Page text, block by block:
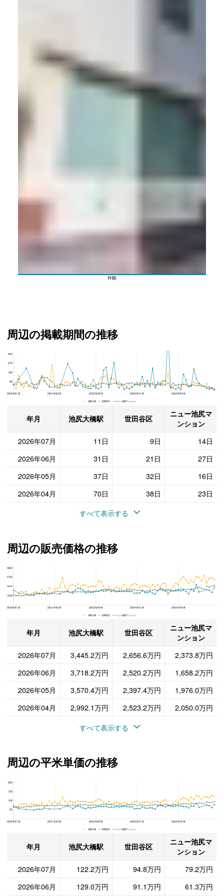
外観
周辺の掲載期間の推移
ニュー池尻マンション、世田谷区と池尻大橋駅の周辺の掲載期間の推移
2020年01月 2021年05月 2022年09月 2024年01月 2025年05月
360
270
180
90
池尻大橋 世田谷区 ニュー池尻マンション
年月 池尻大橋駅 世田谷区
ニュー池尻マ
ンション
2026年07月
11日 9日
14日
2026年06月
31日 21日
27日
2026年05月
37日 32日
16日
2026年04月
70日 38日
23日
すべて表示する
周辺の販売価格の推移
2020年01月 2021年05月 2022年09月 2024年01月 2025年05月
5000
3750
2500
1250
池尻大橋 世田谷区 ニュー池尻マンション
年月 池尻大橋駅 世田谷区
ニュー池尻マ
ンション
2026年07月
3,445.2万円 2,656.6万円
2,373.8万円
2026年06月
3,718.2万円 2,520.2万円
1,658.2万円
2026年05月
3,570.4万円 2,397.4万円
1,976.0万円
2026年04月
2,992.1万円 2,523.2万円
2,050.0万円
すべて表示する
周辺の平米単価の推移
2020年01月 2021年05月 2022年09月 2024年01月 2025年05月
200
150
100
50
池尻大橋 世田谷区 ニュー池尻マンション
年月 池尻大橋駅 世田谷区
ニュー池尻マ
ンション
2026年07月
122.2万円 94.8万円
79.2万円
2026年06月
129.0万円 91.1万円 61.3万円